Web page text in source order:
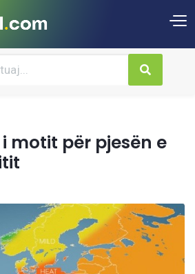
motit për pjesën e